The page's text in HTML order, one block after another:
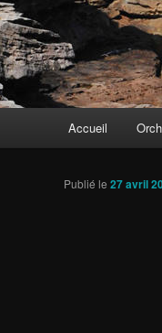
Accueil
Publié le 27 avril